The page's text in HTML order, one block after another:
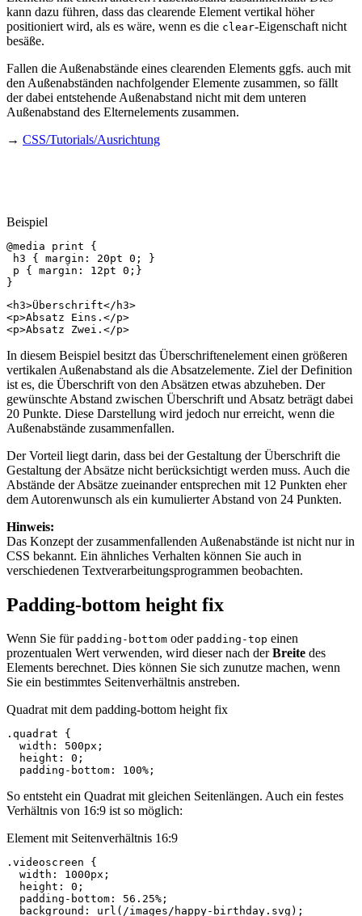
kann dazu führen, dass das clearende Element vertikal höher
positioniert wird, als es wäre, wenn es die clear-Eigenschaft nicht
besäße.
Fallen die Außenabstände eines clearenden Elements ggfs. auch mit
den Außenabständen nachfolgender Elemente zusammen, so fällt
der dabei entstehende Außenabstand nicht mit dem unteren
Außenabstand des Elternelements zusammen.
→ CSS/Tutorials/Ausrichtung
Beispiel
@media print
{
h3
{ margin : 20pt 0 ;
}
p
{ margin : 12pt 0 ;}
}
<h3>Überschrift</ h3>
<p>Absatz Eins. </p>
<p>Absatz Zwei. </p>
In diesem Beispiel besitzt das Überschriftenelement einen größeren
vertikalen Außenabstand als die Absatzelemente. Ziel der Definition
ist es, die Überschrift von den Absätzen etwas abzuheben. Der
gewünschte Abstand zwischen Überschrift und Absatz beträgt dabei
20 Punkte. Diese Darstellung wird jedoch nur erreicht, wenn die
Außenabstände zusammenfallen.
Der Vorteil liegt darin, dass bei der Gestaltung der Überschrift die
Gestaltung der Absätze nicht berücksichtigt werden muss. Auch die
Abstände der Absätze zueinander entsprechen mit 12 Punkten eher
dem Autorenwunsch als ein kumulierter Abstand von 24 Punkten.
Hinweis:
Das Konzept der zusammenfallenden Außenabstände ist nicht nur in
CSS bekannt. Ein ähnliches Verhalten können Sie auch in
verschiedenen Textverarbeitungsprogrammen beobachten.
Padding-bottom height fix
Wenn Sie für padding-bottom oder padding-top einen
prozentualen Wert verwenden, wird dieser nach derBreite des
Elements berechnet. Dies können Sie sich zunutze machen, wenn
Sie ein bestimmtes Seitenverhältnis anstreben.
Quadrat mit dem padding-bottom height fix
.quadrat
{
width : 500px ;
height : 0 ;
padding-bottom : 100% ;
So entsteht ein Quadrat mit gleichen Seitenlängen. Auch ein festes
Verhältnis von 16:9 ist so möglich:
Element mit Seitenverhältnis 16:9
.videoscreen
{
width : 1000px ;
height : 0 ;
padding-bottom : 56.25% ;
background : url(/images/happy-birthday.svg) ;